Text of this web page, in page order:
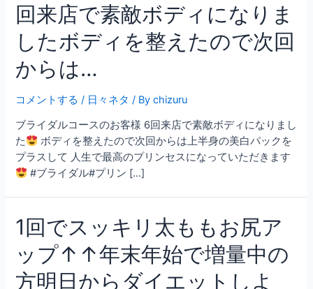
回来店で素敵ボディになりま
したボディを整えたので次回
からは…
コメントする / 日々ネタ / Bychizuru
ブライダルコースのお客様 6回来店で素敵ボディになりまし
た
ボディを整えたので次回からは上半身の美白パックを
プラスして 人生で最高のプリンセスになっていただきます
#ブライダル#プリン […]
1回でスッキリ太ももお尻ア
ップ↑↑年末年始で増量中の
方明日からダイエットしよ